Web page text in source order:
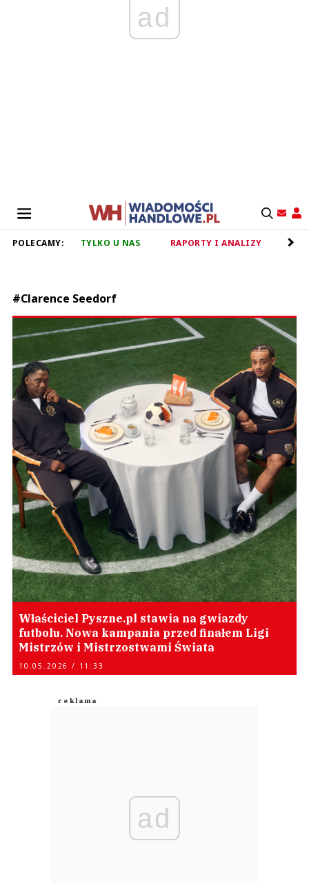
ad
POLECAMY: TYLKO U NAS RAPORTY I ANALIZY
#Clarence Seedorf
Właściciel Pyszne.pl stawia na gwiazdy
futbolu. Nowa kampania przed finałem Ligi
Mistrzów i Mistrzostwami Świata
10.05.2026 / 11:33
ad